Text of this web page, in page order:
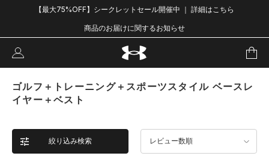
【最大75%OFF】シークレットセール開催中 ｜ 詳細はこちら
商品のお届けに関するお知らせ
ゴルフ＋トレーニング＋スポーツスタイル ベースレ
イヤー＋ベスト
絞り込み検索 レビュー数順